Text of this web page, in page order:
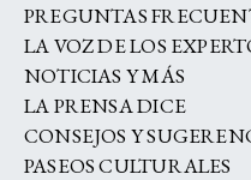
PREGUNTAS
LA VOZ DE LOS
NOTICIAS Y MÁS
LA PRENSA DICE
CONSEJOS Y
PASEOS CULTURALES